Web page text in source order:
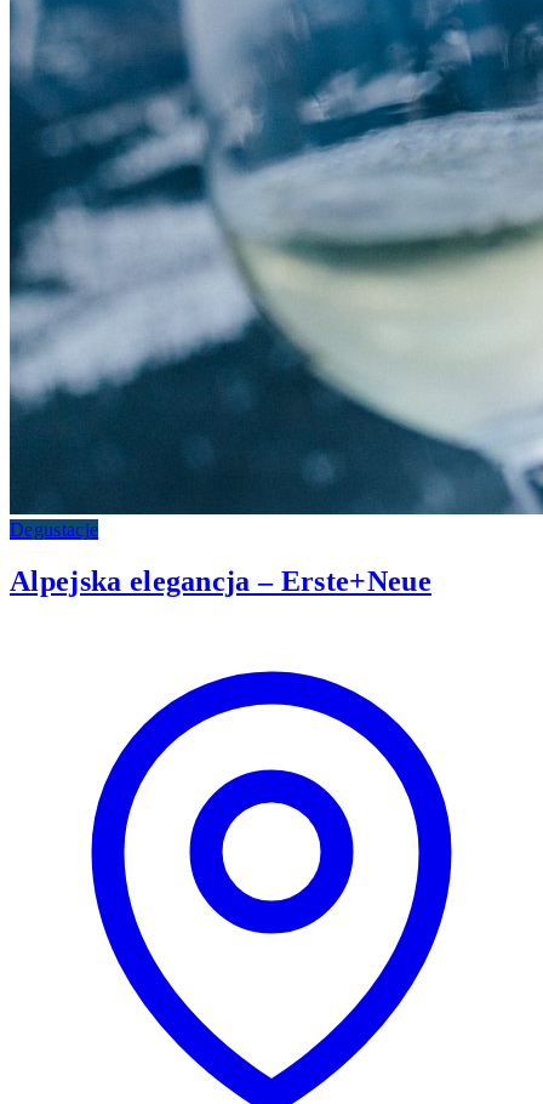
Degustacje
Alpejska elegancja – Erste+Neue